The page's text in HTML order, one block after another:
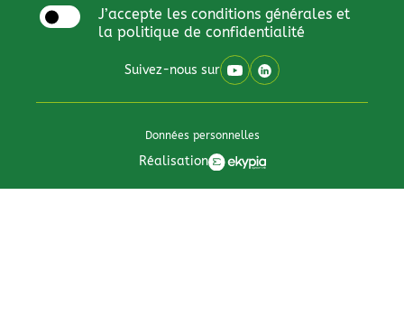
J’accepte les conditions générales et
la politique de confidentialité
Suivez-nous sur
Données personnelles
Réalisation